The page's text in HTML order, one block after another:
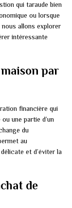
qui taraude bien
ou lorsque
allons explorer
intéressante
par
financière qui
une partie d’un
du
au
et d’éviter la
de